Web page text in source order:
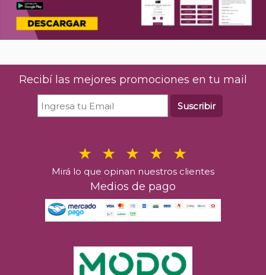
Recibí las mejores promociones en tu mail
Suscribir
Mirá lo que opinan nuestros clientes
Medios de pago